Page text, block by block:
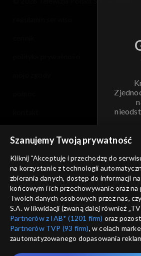
informacje o dostawcy usług
Szanujemy Twoją prywatność
Kliknij "Akceptuję i przechodzę do
na korzystanie z technologii
zbierania danych, dostęp do informacji
końcowym i ich przechowywanie oraz
Twoich danych osobowych przez nas,
S.A. w likwidacji (zwaną dalej również
Partnerów z IAB* (1201 firm) oraz
Partnerów TVP (93 firm), w celach
zautomatyzowanego dopasowania